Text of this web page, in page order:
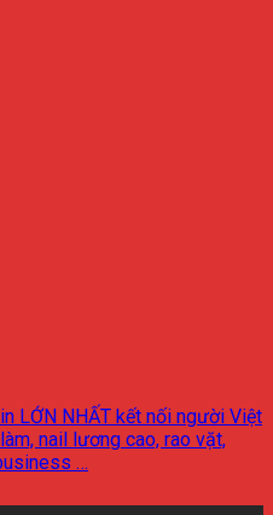
LỚN NHẤT kết nối người Việt
nail lương cao, rao vặt,
…